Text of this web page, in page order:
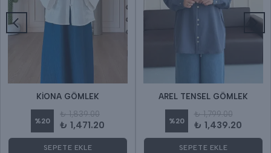
KİONA GÖMLEK
%20
₺ 1,839.00
₺ 1,471.20
SEPETE EKLE
AREL TENSEL GÖMLEK
%20
₺ 1,799.00
₺ 1,439.20
SEPETE EKLE